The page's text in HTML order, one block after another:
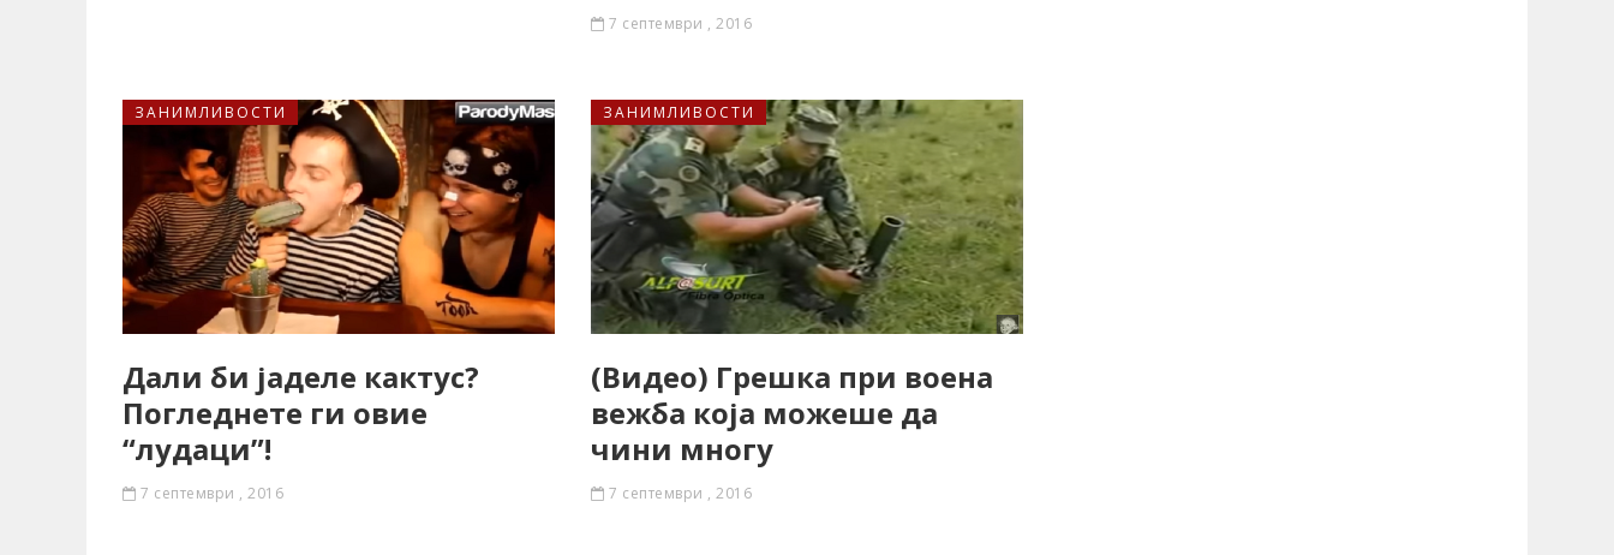
7 септември , 2016
ЗАНИМЛИВОСТИ
Дали би јаделе кактус?
Погледнете ги овие
“лудаци”!
7 септември , 2016
ЗАНИМЛИВОСТИ
(Видео) Грешка при воена
вежба која можеше да
чини многу
7 септември , 2016